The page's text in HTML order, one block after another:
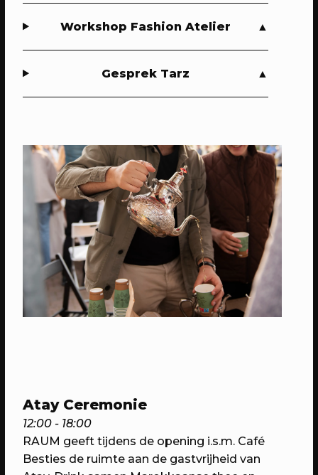
WEKEA: Speelkamerfeest met Kars
Straatspeelscherm
Workshop Fashion Atelier
Gesprek Tarz
Atay Ceremonie
12:00 - 18:00
RAUM geeft tijdens de opening i.s.m. Café
Besties de ruimte aan de gastvrijheid van